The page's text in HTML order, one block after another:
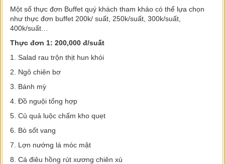
Một số thực đơn Buffet quý khách tham khảo có thể lựa chọn
như thực đơn buffet 200k/ suất, 250k/suất, 300k/suất,
400k/suất…
Thực đơn 1: 200,000 đ/suất
1. Salad rau trộn thịt hun khói
2. Ngô chiên bơ
3. Bánh mỳ
4. Đồ nguội tổng hợp
5. Củ quả luộc chấm kho quẹt
6. Bò sốt vang
7. Lợn nướng lá móc mật
8. Cá điêu hồng rút xương chiên xù